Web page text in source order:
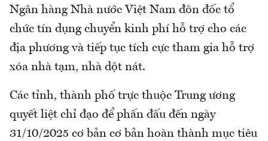
Ngân hàng Nhà nước Việt Nam đôn đốc tổ
chức tín dụng chuyển kinh phí hỗ trợ cho các
địa phương và tiếp tục tích cực tham gia hỗ trợ
xóa nhà tạm, nhà dột nát.
Các tỉnh, thành phố trực thuộc Trung ương
quyết liệt chỉ đạo để phấn đấu đến ngày
31/10/2025 cơ bản cơ bản hoàn thành mục tiêu